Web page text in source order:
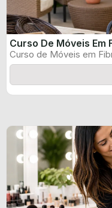
Curso De Móveis Em
Curso de Móveis em
certificado informado